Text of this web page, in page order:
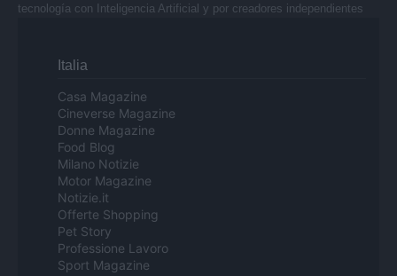
tecnología con Inteligencia Artificial y por creadores independientes
Italia
Casa Magazine
Cineverse Magazine
Donne Magazine
Food Blog
Milano Notizie
Motor Magazine
Notizie.it
Offerte Shopping
Pet Story
Professione Lavoro
Sport Magazine